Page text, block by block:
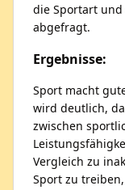
die Sportart
abgefragt.
Ergebnisse:
Sport macht
wird deutlich,
zwischen
Vergleich zu
Sport zu